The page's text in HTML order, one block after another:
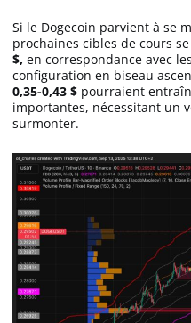
Si le Dogecoin parvient à se
prochaines cibles de cours
$, en correspondance avec
configuration en biseau
0,35-0,43 $ pourraient
importantes, nécessitant un
surmonter.